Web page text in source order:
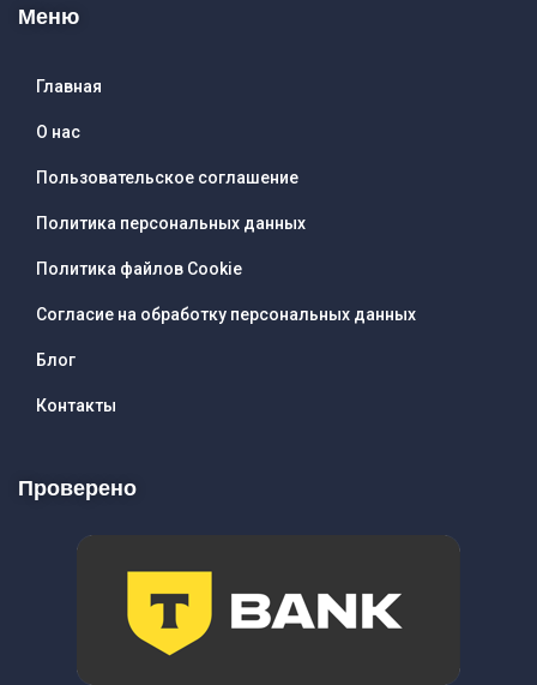
Меню
Главная
О нас
Пользовательское соглашение
Политика персональных данных
Политика файлов Cookie
Согласие на обработку персональных данных
Блог
Контакты
Проверено